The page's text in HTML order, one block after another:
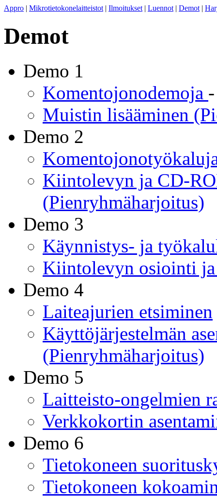
Appro | Mikrotietokonelaitteistot | Ilmoitukset | Luennot | Demot |
Demot
Demo 1
Komentojonodemoja
Muistin lisääminen
Demo 2
Kiintolevyn ja CD-
(Pienryhmäharjoitus)
Demo 3
Käynnistys- ja
Kiintolevyn osiointi ja
Demo 4
Laiteajurien etsiminen
Käyttöjärjestelmän
(Pienryhmäharjoitus)
Demo 5
Laitteisto-ongelmien
Verkkokortin
Demo 6
Tietokoneen
Tietokoneen